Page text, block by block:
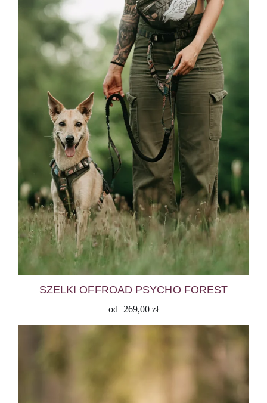
SZELKI OFFROAD PSYCHO FOREST
od 269,00 zł